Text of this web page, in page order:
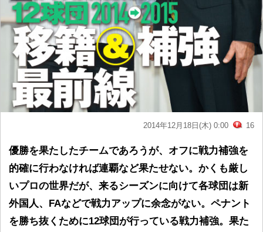
2014年12月18日(木) 0:00 16
優勝を果たしたチームであろうが、オフに戦力補強を
的確に行わなければ連覇など果たせない。かくも厳し
いプロの世界だが、来るシーズンに向けて各球団は新
外国人、FAなどで戦力アップに余念がない。ペナント
を勝ち抜くために12球団が行っている戦力補強。果た